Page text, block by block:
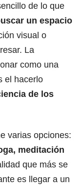
de lo que
un espacio
visual o
La
como una
el hacerlo
de los
varias opciones:
meditación
que más se
es llegar a un